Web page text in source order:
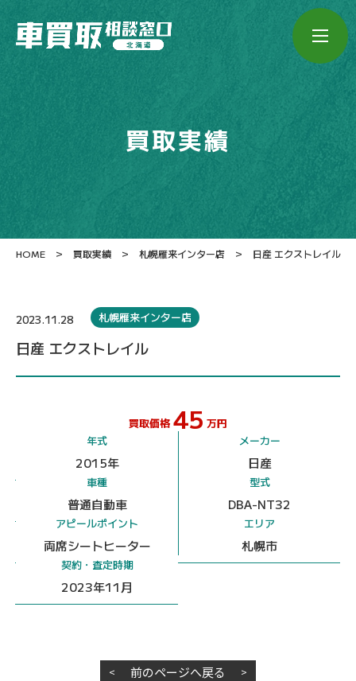
買取実績
HOME > 買取実績 > 札幌雁来インター店 > 日産 エクストレイル
2023.11.28 札幌雁来インター店
日産 エクストレイル
買取価格 45 万円
年式
2015年
メーカー
日産
車種
普通自動車
型式
DBA-NT32
アピールポイント
両席シートヒーター
エリア
札幌市
契約・査定時期
2023年11月
< 前のページへ戻る >